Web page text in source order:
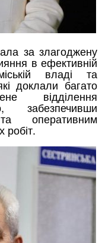
за злагоджену
в ефективній
владі та
доклали багато
відділення
забезпечивши
оперативним